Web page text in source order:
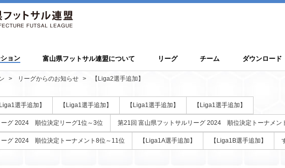
ョン 富山県フットサル連盟について リーグ チーム ダウンロード
リーグからのお知らせ 【Liga2選手追加】
Liga1選手追加】 【Liga1選手追加】 【Liga1選手追加】 【Liga1選手追加】
ーグ 2024 順位決定リーグ1位～3位 第21回 富山県フットサルリーグ 2024 順位決定トーナメン
グ 2024 順位決定トーナメント8位～11位 【Liga1A選手追加】 【Liga1B選手追加】